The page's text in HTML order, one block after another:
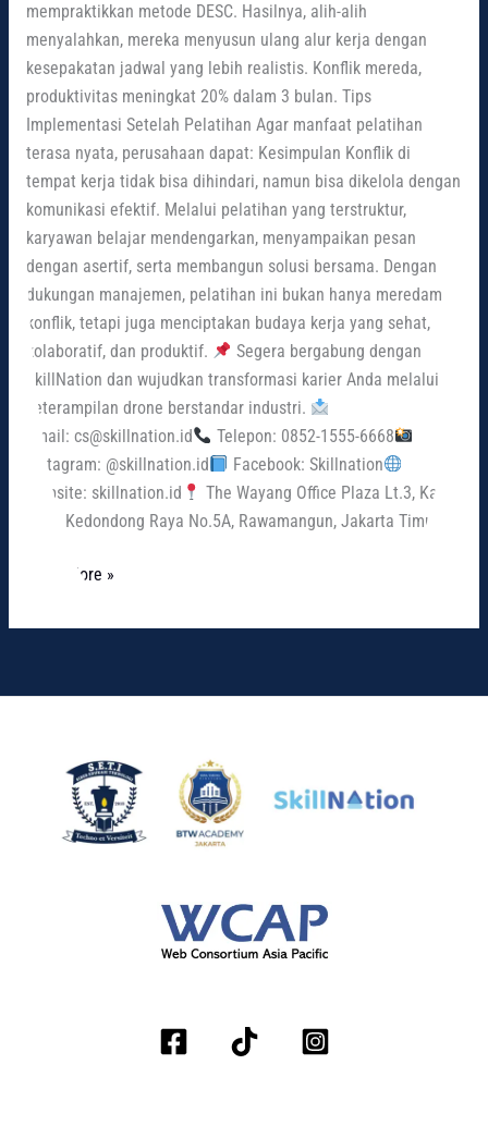
mempraktikkan metode DESC. Hasilnya, alih-alih
menyalahkan, mereka menyusun ulang alur kerja dengan
kesepakatan jadwal yang lebih realistis. Konflik mereda,
produktivitas meningkat 20% dalam 3 bulan. Tips
Implementasi Setelah Pelatihan Agar manfaat pelatihan
terasa nyata, perusahaan dapat: Kesimpulan Konflik di
tempat kerja tidak bisa dihindari, namun bisa dikelola dengan
komunikasi efektif. Melalui pelatihan yang terstruktur,
karyawan belajar mendengarkan, menyampaikan pesan
dengan asertif, serta membangun solusi bersama. Dengan
dukungan manajemen, pelatihan ini bukan hanya meredam
konflik, tetapi juga menciptakan budaya kerja yang sehat,
kolaboratif, dan produktif.
Segera bergabung dengan
SkillNation dan wujudkan transformasi karier Anda melalui
keterampilan drone berstandar industri.
Email: cs@skillnation.id
Telepon: 0852-1555-6668
Instagram: @skillnation.id
Facebook: Skillnation
Website: skillnation.id
The Wayang Office Plaza Lt.3, Kav.
A, Jl. Kedondong Raya No.5A, Rawamangun, Jakarta Timur
Read More »